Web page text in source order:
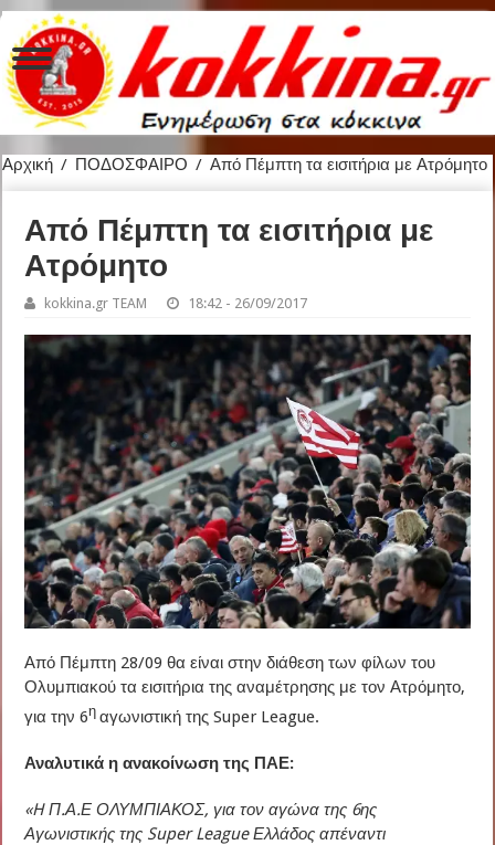
Αρχική / ΠΟΔΟΣΦΑΙΡΟ / Από Πέμπτη τα εισιτήρια με Ατρόμητο
Από Πέμπτη τα εισιτήρια με
Ατρόμητο
kokkina.gr TEAM 18:42 - 26/09/2017
Από Πέμπτη 28/09 θα είναι στην διάθεση των φίλων του
Ολυμπιακού τα εισιτήρια της αναμέτρησης με τον Ατρόμητο,
για την 6η αγωνιστική της Super League.
Αναλυτικά η ανακοίνωση της ΠΑΕ:
«H Π.Α.Ε ΟΛΥΜΠΙΑΚΟΣ, για τον αγώνα της 6ης
Αγωνιστικής της Super League Ελλάδος απέναντι